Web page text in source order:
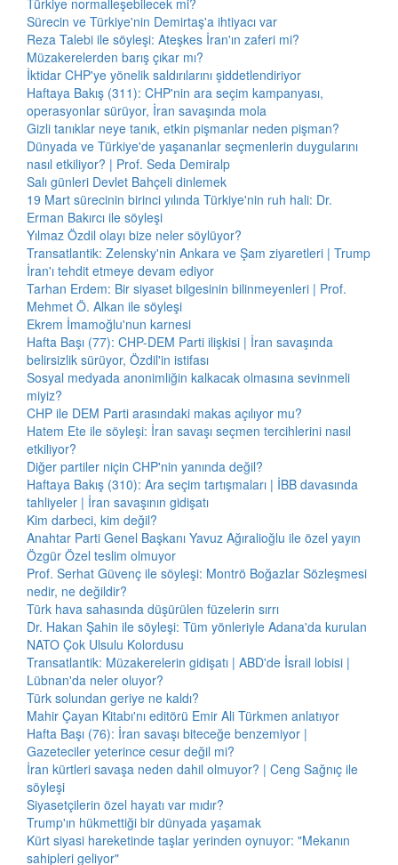
Türkiye normalleşebilecek mi?
Sürecin ve Türkiye'nin Demirtaş'a ihtiyacı var
Reza Talebi ile söyleşi: Ateşkes İran'ın zaferi mi?
Müzakerelerden barış çıkar mı?
İktidar CHP'ye yönelik saldırılarını şiddetlendiriyor
Haftaya Bakış (311): CHP'nin ara seçim kampanyası,
operasyonlar sürüyor, İran savaşında mola
Gizli tanıklar neye tanık, etkin pişmanlar neden pişman?
Dünyada ve Türkiye'de yaşananlar seçmenlerin duygularını
nasıl etkiliyor? | Prof. Seda Demiralp
Salı günleri Devlet Bahçeli dinlemek
19 Mart sürecinin birinci yılında Türkiye'nin ruh hali: Dr.
Erman Bakırcı ile söyleşi
Yılmaz Özdil olayı bize neler söylüyor?
Transatlantik: Zelensky'nin Ankara ve Şam ziyaretleri | Trump
İran'ı tehdit etmeye devam ediyor
Tarhan Erdem: Bir siyaset bilgesinin bilinmeyenleri | Prof.
Mehmet Ö. Alkan ile söyleşi
Ekrem İmamoğlu'nun karnesi
Hafta Başı (77): CHP-DEM Parti ilişkisi | İran savaşında
belirsizlik sürüyor, Özdil'in istifası
Sosyal medyada anonimliğin kalkacak olmasına sevinmeli
miyiz?
CHP ile DEM Parti arasındaki makas açılıyor mu?
Hatem Ete ile söyleşi: İran savaşı seçmen tercihlerini nasıl
etkiliyor?
Diğer partiler niçin CHP'nin yanında değil?
Haftaya Bakış (310): Ara seçim tartışmaları | İBB davasında
tahliyeler | İran savaşının gidişatı
Kim darbeci, kim değil?
Anahtar Parti Genel Başkanı Yavuz Ağıralioğlu ile özel yayın
Özgür Özel teslim olmuyor
Prof. Serhat Güvenç ile söyleşi: Montrö Boğazlar Sözleşmesi
nedir, ne değildir?
Türk hava sahasında düşürülen füzelerin sırrı
Dr. Hakan Şahin ile söyleşi: Tüm yönleriyle Adana'da kurulan
NATO Çok Ulsulu Kolordusu
Transatlantik: Müzakerelerin gidişatı | ABD'de İsrail lobisi |
Lübnan'da neler oluyor?
Türk solundan geriye ne kaldı?
Mahir Çayan Kitabı'nı editörü Emir Ali Türkmen anlatıyor
Hafta Başı (76): İran savaşı biteceğe benzemiyor |
Gazeteciler yeterince cesur değil mi?
İran kürtleri savaşa neden dahil olmuyor? | Ceng Sağnıç ile
söyleşi
Siyasetçilerin özel hayatı var mıdır?
Trump'ın hükmettiği bir dünyada yaşamak
Kürt siyasi hareketinde taşlar yerinden oynuyor: "Mekanın
sahipleri geliyor"